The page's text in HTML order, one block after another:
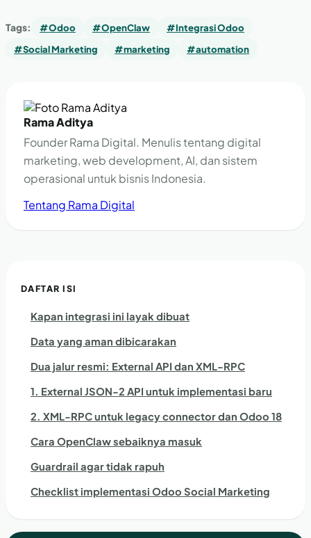
Tags: #Odoo #OpenClaw
#Integrasi Odoo
#Social Marketing
#marketing #automation
Rama Aditya
Founder Rama Digital. Menulis tentang digital
marketing, web development, AI, dan sistem
operasional untuk bisnis Indonesia.
Tentang Rama Digital
DAFTAR ISI
Kapan integrasi ini layak dibuat
Data yang aman dibicarakan
Dua jalur resmi: External API dan XML-RPC
1. External JSON-2 API untuk implementasi baru
2. XML-RPC untuk legacy connector dan Odoo 18
Cara OpenClaw sebaiknya masuk
Guardrail agar tidak rapuh
Checklist implementasi Odoo Social Marketing